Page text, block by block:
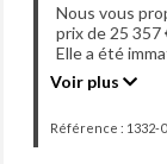
Nous vous
prix de 25 357
Elle a été
puissance de
Voir plus
Référence : 1332-